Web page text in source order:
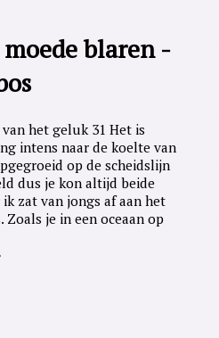
blaren -
het geluk 31 Het is
intens naar de koelte van
op de scheidslijn
dus je kon altijd beide
zat van jongs af aan het
Zoals je in een oceaan op